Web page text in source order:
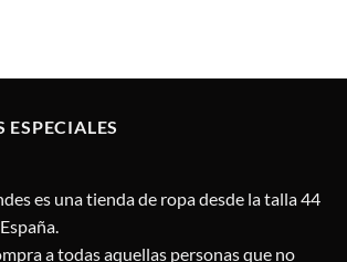
es una tienda de ropa desde la talla 44
a todas aquellas personas que no